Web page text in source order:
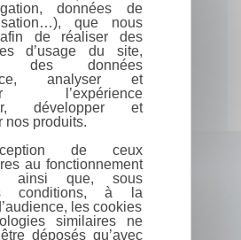
données de
que nous
de réaliser des
d’usage du site,
des données
analyser et
l’expérience
développer et
nos produits.
de ceux
au fonctionnement
ainsi que, sous
conditions, à la
les cookies
similaires ne
déposés qu’avec